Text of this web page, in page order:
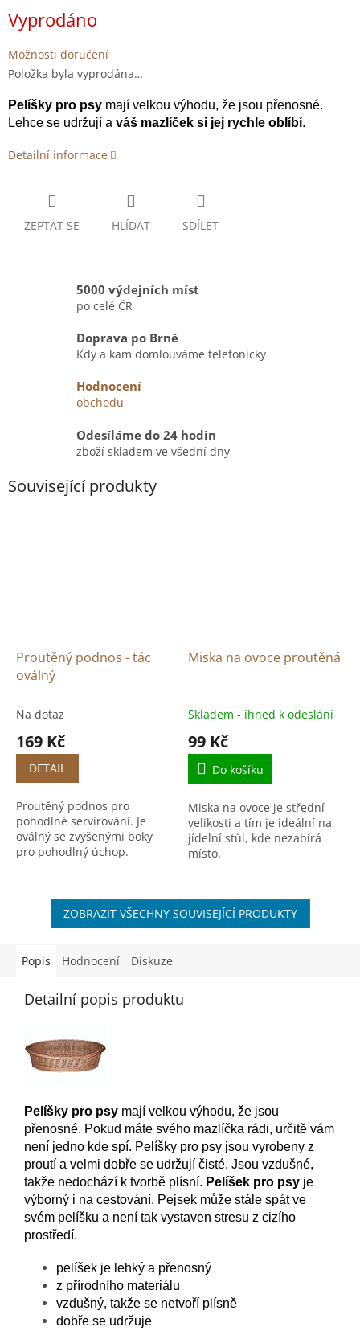
cena:
Vyprodáno
Možnosti doručení
Položka byla vyprodána…
Pelíšky pro psy mají velkou výhodu, že jsou přenosné.
Lehce se udržují a váš mazlíček si jej rychle oblíbí.
Detailní informace
ZEPTAT SE HLÍDAT SDÍLET
5000 výdejních míst
po celé ČR
Doprava po Brně
Kdy a kam domlouváme telefonicky
Hodnocení
obchodu
Odesíláme do 24 hodin
zboží skladem ve všední dny
Související produkty
Proutěný podnos - tác
oválný
Na dotaz
169 Kč
DETAIL
Proutěný podnos pro
pohodlné servírování. Je
oválný se zvýšenými boky
pro pohodlný úchop.
Miska na ovoce proutěná
Skladem - ihned k odeslání
99 Kč
Do košíku
Miska na ovoce je střední
velikosti a tím je ideální na
jídelní stůl, kde nezabírá
místo.
ZOBRAZIT VŠECHNY SOUVISEJÍCÍ PRODUKTY
Popis Hodnocení Diskuze
Detailní popis produktu
Pelíšky pro psy mají velkou výhodu, že jsou
přenosné. Pokud máte svého mazlíčka rádi, určitě vám
není jedno kde spí. Pelíšky pro psy jsou vyrobeny z
proutí a velmi dobře se udržují čisté. Jsou vzdušné,
takže nedochází k tvorbě plísní. Pelíšek pro psy je
výborný i na cestování. Pejsek může stále spát ve
svém pelíšku a není tak vystaven stresu z cizího
prostředí.
pelíšek je lehký a přenosný
z přírodního materiálu
vzdušný, takže se netvoří plísně
dobře se udržuje